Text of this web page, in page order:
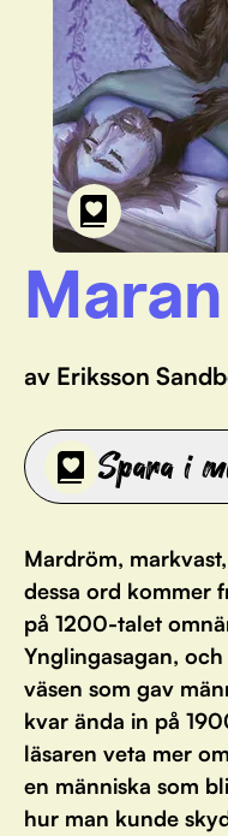
Maran
av Eriksson
Spara i
Mardröm,
dessa ord kommer
på 1200-talet
Ynglingasagan,
väsen som gav
kvar ända in på
läsaren veta mer
en människa som
hur man kunde